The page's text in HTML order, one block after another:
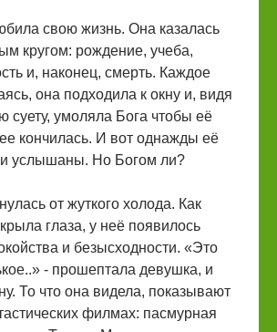
свою жизнь. Она казалась
кругом: рождение, учеба,
и, наконец, смерть. Каждое
она подходила к окну и, видя
суету, умоляла Бога чтобы её
кончилась. И вот однажды её
услышаны. Но Богом ли?
от жуткого холода. Как
глаза, у неё появилось
и безысходности. «Это
- прошептала девушка, и
То что она видела, показывают
филмах: пасмурная